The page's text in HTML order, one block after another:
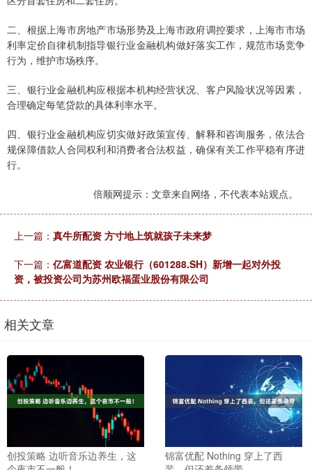
二、根据上海市房地产市场形势及上海市政府调控要求，上海市市场
利率定价自律机制指导银行业金融机构做好落实工作，规范市场竞争
行为，维护市场秩序。
三、银行业金融机构应根据本机构经营状况、客户风险状况等因素，
合理确定每笔贷款的具体利率水平。
四、银行业金融机构应切实做好政策宣传、解释和咨询服务，依法合
规保障借款人合同权利和消费者合法权益，确保有关工作平稳有序进
行。
倍顺网提示：文章来自网络，不代表本站观点。
上一篇： 真牛所配资 方寸地上筑就孩子未来梦
下一篇： 亿富道配资 农业银行（601288.SH）新增一起对外投
资，被投资公司为苏州欧福蛋业股份有限公司
相关文章
创投策略 边听音乐边养生，这
锦富优配 Nothing 穿上了西